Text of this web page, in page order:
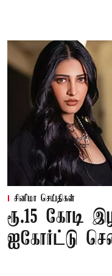
சினிமா செய்திகள்
ரூ.15 கோடி
ஐகோர்ட்டு